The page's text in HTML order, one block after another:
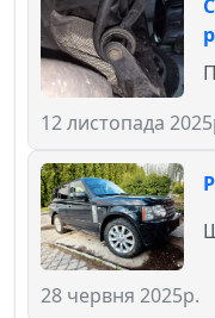
12 листопада
28 червня 2025р.